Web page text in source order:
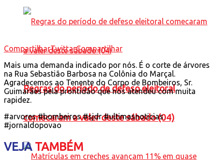
Regras do período de defeso eleitoral
comecaram a valer deste sábado (04)
CompartilharTwittarCompartilhar
Mais uma demanda indicado por nós. É o corte de árvores
na Rua Sebastião Barbosa na Colônia do Marçal.
Agradecemos ao Tenente do Corpo de Bombeiros, Sr.
Guimarães pela prontidão que nos atendeu com muita
rapidez.
#arvores #bombeiros #sjdr #ultimasnoticias
#jornaldopovao
VEJATAMBÉM